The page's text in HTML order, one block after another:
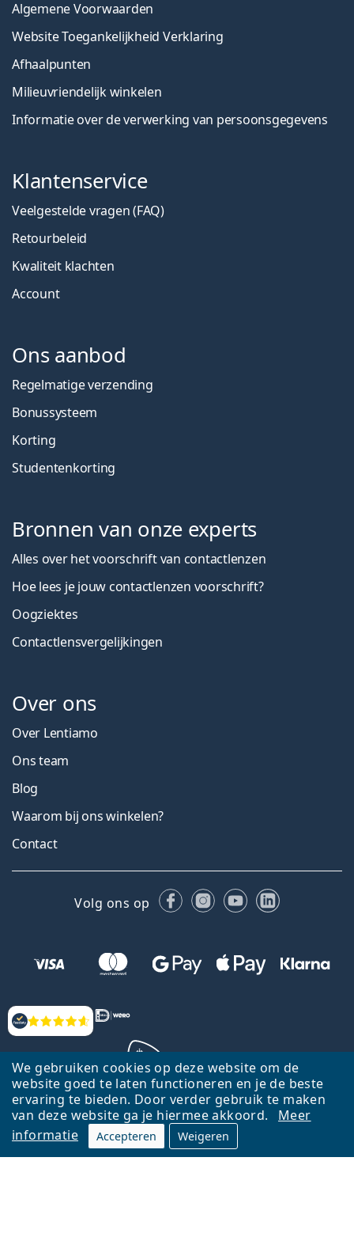
We gebruiken cookies op deze website om de
website goed te laten functioneren en je de beste
ervaring te bieden. Door verder gebruik te maken
van deze website ga je hiermee akkoord.
Meer
informatie
Accepteren Weigeren
Beoordelingen
Algemene Voorwaarden
Website Toegankelijkheid Verklaring
Afhaalpunten
Milieuvriendelijk winkelen
Informatie over de verwerking van persoonsgegevens
Klantenservice
Veelgestelde vragen (FAQ)
Retourbeleid
Kwaliteit klachten
Account
Ons aanbod
Regelmatige verzending
Bonussysteem
Korting
Studentenkorting
Bronnen van onze experts
Alles over het voorschrift van contactlenzen
Hoe lees je jouw contactlenzen voorschrift?
Oogziektes
Contactlensvergelijkingen
Over ons
Over Lentiamo
Ons team
Blog
Waarom bij ons winkelen?
Contact
Volg ons op FacebookInstagram
YouTubeLinkedIn
Terug naar de homepagina
Ga omhoog
Lentiamo.nl is eigendom van en wordt beheerd door Lentiamo s.r.o.,
Tsjechië
Hier al 18 jaar voor jou.